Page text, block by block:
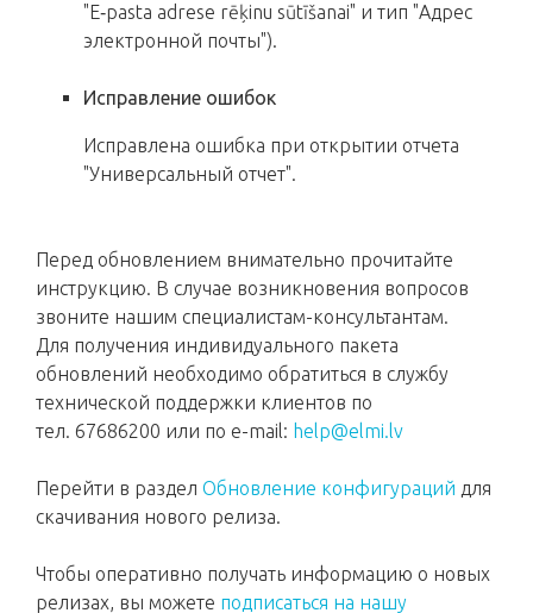
"E‑pasta adrese rēķinu sūtīšanai" и тип "Адрес
электронной почты").
Исправление ошибок
Исправлена ошибка при открытии отчета
"Универсальный отчет".
Перед обновлением внимательно прочитайте
инструкцию. В случае возникновения вопросов
звоните нашим специалистам-консультантам.
Для получения индивидуального пакета
обновлений необходимо обратиться в службу
технической поддержки клиентов по
тел. 67686200 или по e-mail: help@elmi.lv
Перейти в раздел Обновление конфигураций для
скачивания нового релиза.
Чтобы оперативно получать информацию о новых
релизах, вы можете подписаться на нашу